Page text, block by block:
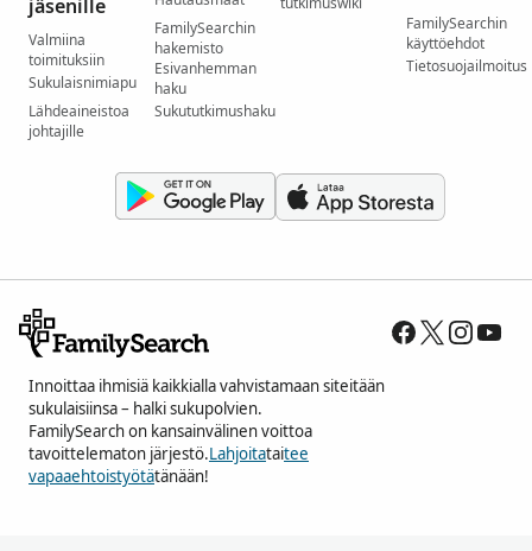
jäsenille
Valmiina
toimituksiin
Sukulaisnimiapu
Lähdeaineistoa
johtajille
FamilySearchin
hakemisto
Esivanhemman
haku
Sukututkimushaku
FamilySearchin
käyttöehdot
Tietosuojailmoitus
Innoittaa ihmisiä kaikkialla vahvistamaan siteitään
sukulaisiinsa – halki sukupolvien.
FamilySearch on kansainvälinen voittoa
tavoittelematon järjestö.Lahjoitataitee
vapaaehtoistyötätänään!